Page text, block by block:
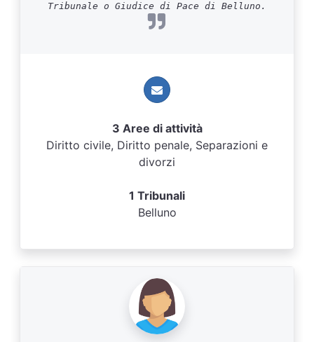
Tribunale o Giudice di Pace di Belluno.
3 Aree di attività
Diritto civile, Diritto penale, Separazioni e
divorzi
1 Tribunali
Belluno